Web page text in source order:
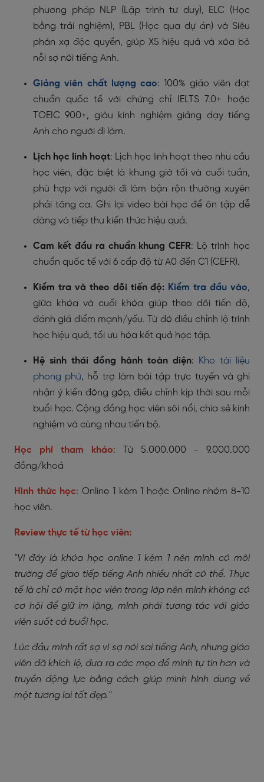
phương pháp NLP (Lập trình tư duy), ELC (Học
bằng trải nghiệm), PBL (Học qua dự án) và Siêu
phản xạ độc quyền, giúp X5 hiệu quả và xóa bỏ
nỗi sợ nói tiếng Anh.
Giảng viên chất lượng cao: 100% giáo viên đạt
chuẩn quốc tế với chứng chỉ IELTS 7.0+ hoặc
TOEIC 900+, giàu kinh nghiệm giảng dạy tiếng
Anh cho người đi làm.
Lịch học linh hoạt: Lịch học linh hoạt theo nhu cầu
học viên, đặc biệt là khung giờ tối và cuối tuần,
phù hợp với người đi làm bận rộn thường xuyên
phải tăng ca. Ghi lại video bài học để ôn tập dễ
dàng và tiếp thu kiến thức hiệu quả.
Cam kết đầu ra chuẩn khung CEFR: Lộ trình học
chuẩn quốc tế với 6 cấp độ từ A0 đến C1 (CEFR).
Kiểm tra và theo dõi tiến độ: Kiểm tra đầu vào,
giữa khóa và cuối khóa giúp theo dõi tiến độ,
đánh giá điểm mạnh/yếu. Từ đó điều chỉnh lộ trình
học hiệu quả, tối ưu hóa kết quả học tập.
Hệ sinh thái đồng hành toàn diện:
Kho tài liệu
phong phú, hỗ trợ làm bài tập trực tuyến và ghi
nhận ý kiến đóng góp, điều chỉnh kịp thời sau mỗi
buổi học. Cộng đồng học viên sôi nổi, chia sẻ kinh
nghiệm và cùng nhau tiến bộ.
Học phí tham khảo: Từ 5.000.000 - 9.000.000
đồng/khoá
Hình thức học: Online 1 kèm 1 hoặc Online nhóm 8-10
học viên.
Review thực tế từ học viên:
"Vì đây là khóa học online 1 kèm 1 nên mình có môi
trường để giao tiếp tiếng Anh nhiều nhất có thể. Thực
tế là chỉ có một học viên trong lớp nên mình không có
cơ hội để giữ im lặng, mình phải tương tác với giáo
viên suốt cả buổi học.
Lúc đầu mình rất sợ vì sợ nói sai tiếng Anh, nhưng giáo
viên đã khích lệ, đưa ra các mẹo để mình tự tin hơn và
truyền động lực bằng cách giúp mình hình dung về
một tương lai tốt đẹp."